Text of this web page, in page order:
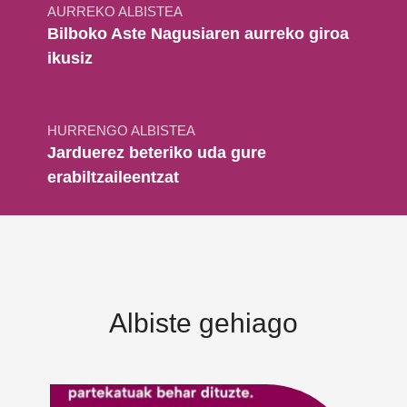
AURREKO ALBISTEA
Bilboko Aste Nagusiaren aurreko giroa
ikusiz
HURRENGO ALBISTEA
Jarduerez beteriko uda gure
erabiltzaileentzat
Albiste gehiago